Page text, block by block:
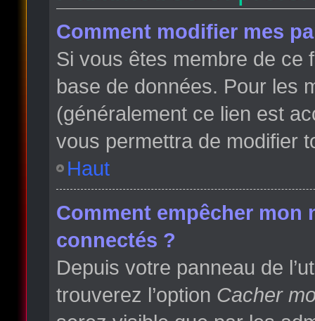
Comment modifier mes
Si vous êtes membre de ce
base de données. Pour les
(généralement ce lien est
vous permettra de modifier
Haut
Comment empêcher mon
connectés ?
Depuis votre panneau de
trouverez l’option Cacher